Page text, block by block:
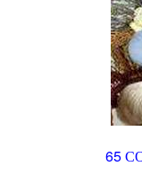
65